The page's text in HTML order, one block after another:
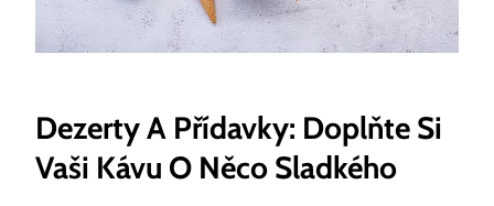
Dezerty A Přídavky: Doplňte Si
Vaši Kávu O Něco Sladkého